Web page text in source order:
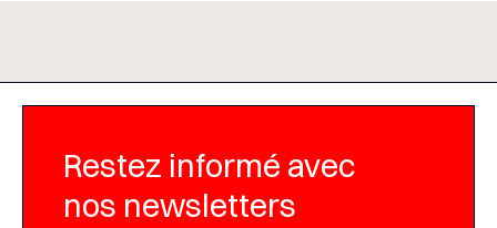
Restez informé avec
nos newsletters